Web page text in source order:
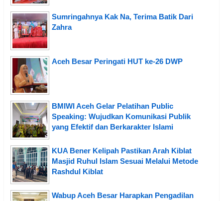
Sumringahnya Kak Na, Terima Batik Dari
Zahra
Aceh Besar Peringati HUT ke-26 DWP
BMIWI Aceh Gelar Pelatihan Public
Speaking: Wujudkan Komunikasi Publik
yang Efektif dan Berkarakter Islami
KUA Bener Kelipah Pastikan Arah Kiblat
Masjid Ruhul Islam Sesuai Melalui Metode
Rashdul Kiblat
Wabup Aceh Besar Harapkan Pengadilan